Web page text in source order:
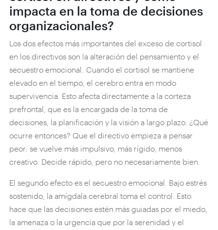
impacta en la toma de decisiones
organizacionales?
Los dos efectos más importantes del exceso de cortisol
en los directivos son la alteración del pensamiento y el
secuestro emocional. Cuando el cortisol se mantiene
elevado en el tiempo, el cerebro entra en modo
supervivencia. Esto afecta directamente a la corteza
prefrontal, que es la encargada de la toma de
decisiones, la planificación y la visión a largo plazo. ¿Qué
ocurre entonces? Que el directivo empieza a pensar
peor: se vuelve más impulsivo, más rígido, menos
creativo. Decide rápido, pero no necesariamente bien.
El segundo efecto es el secuestro emocional. Bajo estrés
sostenido, la amígdala cerebral toma el control. Esto
hace que las decisiones estén más guiadas por el miedo,
la amenaza o la urgencia que por la serenidad y el